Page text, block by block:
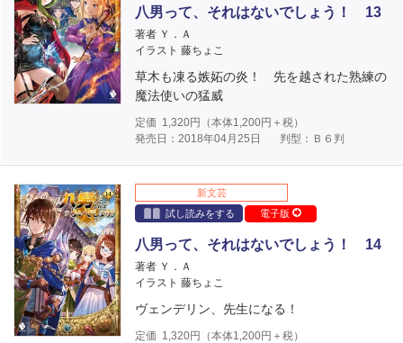
八男って、それはないでしょう！ 13
著者 Ｙ．Ａ
イラスト 藤ちょこ
草木も凍る嫉妬の炎！ 先を越された熟練の
魔法使いの猛威
定価 1,320円（本体1,200円＋税）
発売日：2018年04月25日
判型：Ｂ６判
新文芸
試し読みをする
電子版
八男って、それはないでしょう！ 14
著者 Ｙ．Ａ
イラスト 藤ちょこ
ヴェンデリン、先生になる！
定価 1,320円（本体1,200円＋税）